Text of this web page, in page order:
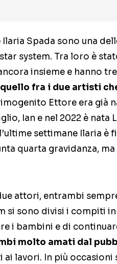
Ilaria Spada sono una
system. Tra loro è
insieme e hanno
fra i due artisti
Ettore era già
Ian e nel 2022 è nata
settimane Ilaria è
quarta gravidanza,
attori, entrambi
si sono divisi i compiti
i bambini e di
molto amati dal
lavori. In più occasioni